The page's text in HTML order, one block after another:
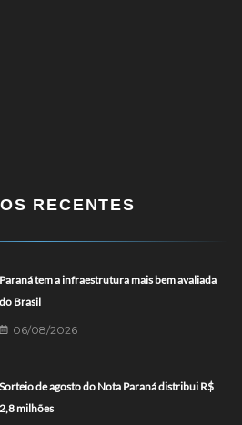
RECENTES
Paraná tem a infraestrutura mais bem avaliada
do Brasil
06/08/2026
Sorteio de agosto do Nota Paraná distribui R$
2,8 milhões